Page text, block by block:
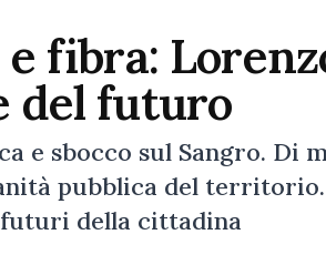
fibra:
del futuro
e sbocco sul Sangro. Di
pubblica del territorio.
della cittadina